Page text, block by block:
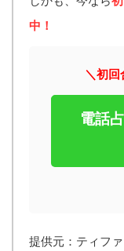
中！
＼初
電話
提供元：ティフ